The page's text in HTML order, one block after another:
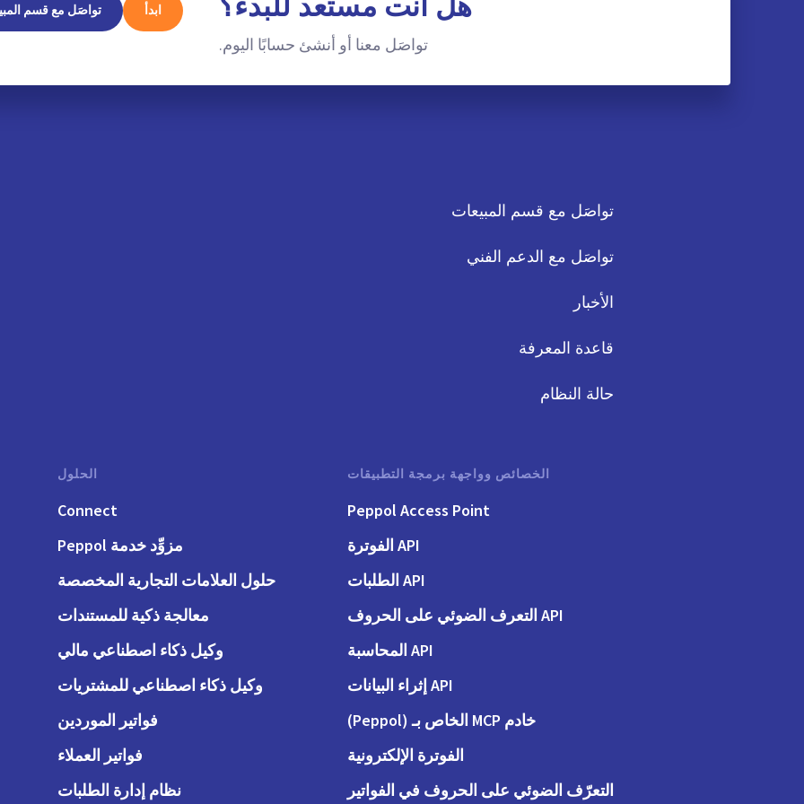
هل أنت مستعد للبدء؟
تواصَل معنا أو أنشئ حسابًا اليوم.
ابدأ تواصَل مع قسم
تواصَل مع قسم المبيعات
تواصَل مع الدعم الفني
الأخبار
قاعدة المعرفة
حالة النظام
الخصائص وواجهة برمجة التطبيقات
Peppol Access Point
API الفوترة
API الطلبات
API التعرف الضوئي على الحروف
API المحاسبة
API إثراء البيانات
خادم MCP الخاص بـ (Peppol)
الفوترة الإلكترونية
التعرّف الضوئي على الحروف في الفواتير
الحلول
Connect
مزوِّد خدمة Peppol
حلول العلامات التجارية المخصصة
معالجة ذكية للمستندات
وكيل ذكاء اصطناعي مالي
وكيل ذكاء اصطناعي للمشتريات
فواتير الموردين
فواتير العملاء
نظام إدارة الطلبات